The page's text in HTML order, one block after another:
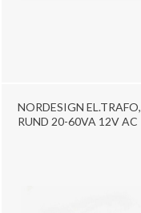
NORDESIGN EL.TRAFO,
RUND 20-60VA 12V AC